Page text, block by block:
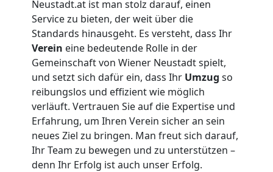
Neustadt.at ist man stolz darauf, einen
Service zu bieten, der weit über die
Standards hinausgeht. Es versteht, dass Ihr
Verein eine bedeutende Rolle in der
Gemeinschaft von Wiener Neustadt spielt,
und setzt sich dafür ein, dass Ihr Umzug so
reibungslos und effizient wie möglich
verläuft. Vertrauen Sie auf die Expertise und
Erfahrung, um Ihren Verein sicher an sein
neues Ziel zu bringen. Man freut sich darauf,
Ihr Team zu bewegen und zu unterstützen –
denn Ihr Erfolg ist auch unser Erfolg.
Wiener
Neustadt
Möbelmontage
Wiener
Neustadt